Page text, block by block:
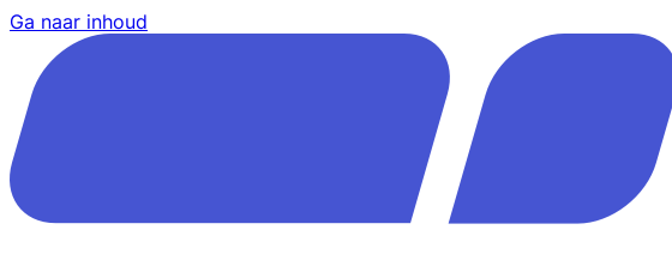
Ga naar inhoud